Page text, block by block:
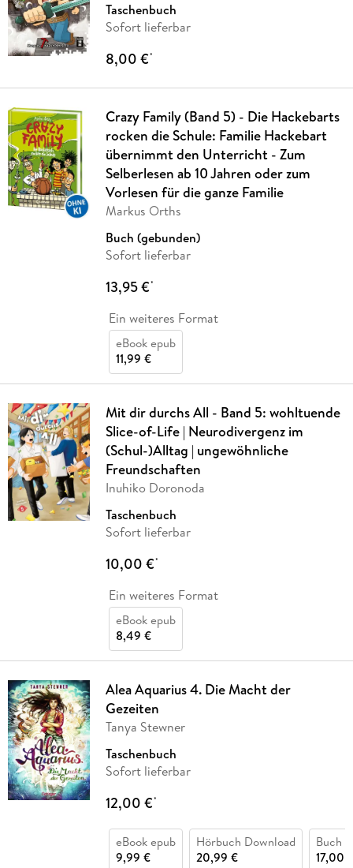
Taschenbuch
Sofort lieferbar
8,00 €*
Crazy Family (Band 5) - Die Hackebarts
rocken die Schule: Familie Hackebart
übernimmt den Unterricht - Zum
Selberlesen ab 10 Jahren oder zum
Vorlesen für die ganze Familie
Markus Orths
Buch (gebunden)
Sofort lieferbar
13,95 €*
Ein weiteres Format
eBook epub
11,99 €
Mit dir durchs All - Band 5: wohltuende
Slice-of-Life | Neurodivergenz im
(Schul-)Alltag | ungewöhnliche
Freundschaften
Inuhiko Doronoda
Taschenbuch
Sofort lieferbar
10,00 €*
Ein weiteres Format
eBook epub
8,49 €
Alea Aquarius 4. Die Macht der
Gezeiten
Tanya Stewner
Taschenbuch
Sofort lieferbar
12,00 €*
eBook epub
9,99 €
Hörbuch Download
20,99 €
Buch
17,00